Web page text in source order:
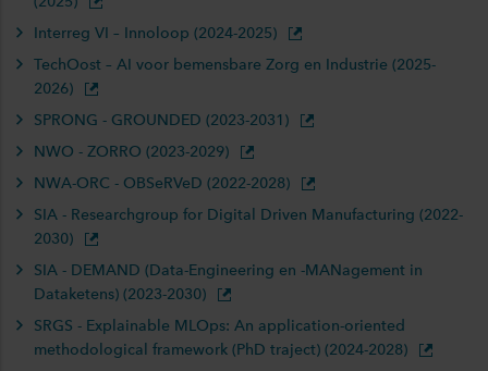
Interreg VI – Innoloop (2024-2025)
TechOost – AI voor bemensbare Zorg en Industrie (2025-
2026)
SPRONG - GROUNDED (2023-2031)
NWO - ZORRO (2023-2029)
NWA-ORC - OBSeRVeD (2022-2028)
SIA - Researchgroup for Digital Driven Manufacturing (2022-
2030)
SIA - DEMAND (Data-Engineering en -MANagement in
Dataketens) (2023-2030)
SRGS - Explainable MLOps: An application-oriented
methodological framework (PhD traject) (2024-2028)